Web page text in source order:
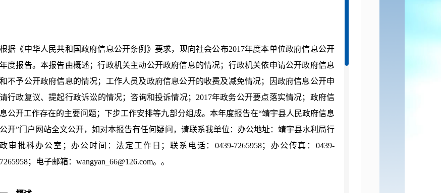
根据《中华人民共和国政府信息公开条例》要求，现向社会公布2017年度本单位政府信息公开
年度报告。本报告由概述；行政机关主动公开政府信息的情况；行政机关依申请公开政府信息
和不予公开政府信息的情况；工作人员及政府信息公开的收费及减免情况；因政府信息公开申
请行政复议、提起行政诉讼的情况；咨询和投诉情况；2017年政务公开要点落实情况；政府信
息公开工作存在的主要问题；下步工作安排等九部分组成。本年度报告在“靖宇县人民政府信息
公开”门户网站全文公开，如对本报告有任何疑问，请联系我单位：办公地址：靖宇县水利局行
政审批科办公室；办公时间：法定工作日；联系电话：0439-7265958；办公传真：0439-
7265958；电子邮箱：wangyan_66@126.com。。